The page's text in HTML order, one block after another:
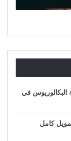
سعود 2026-2027 | دراسة البكالوريوس في
للدراسة في أمريكا 2027 | تمويل كامل